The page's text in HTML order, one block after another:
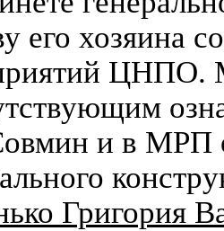
его хозяина
ЦНПО.
и в МРП
Григория